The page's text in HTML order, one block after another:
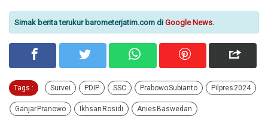
Simak berita terukur barometerjatim.com di Google News.
Tags : Survei PDIP SSC Prabowo Subianto Pilpres 2024
Ganjar Pranowo Ikhsan Rosidi Anies Baswedan